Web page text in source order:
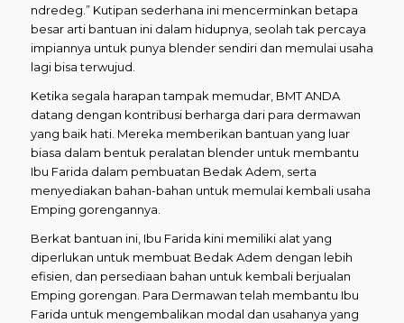
ndredeg.” Kutipan sederhana ini mencerminkan betapa
besar arti bantuan ini dalam hidupnya, seolah tak percaya
impiannya untuk punya blender sendiri dan memulai usaha
lagi bisa terwujud.
Ketika segala harapan tampak memudar, BMT ANDA
datang dengan kontribusi berharga dari para dermawan
yang baik hati. Mereka memberikan bantuan yang luar
biasa dalam bentuk peralatan blender untuk membantu
Ibu Farida dalam pembuatan Bedak Adem, serta
menyediakan bahan-bahan untuk memulai kembali usaha
Emping gorengannya.
Berkat bantuan ini, Ibu Farida kini memiliki alat yang
diperlukan untuk membuat Bedak Adem dengan lebih
efisien, dan persediaan bahan untuk kembali berjualan
Emping gorengan. Para Dermawan telah membantu Ibu
Farida untuk mengembalikan modal dan usahanya yang